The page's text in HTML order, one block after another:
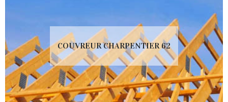
COUVREUR CHARPENTIER 62